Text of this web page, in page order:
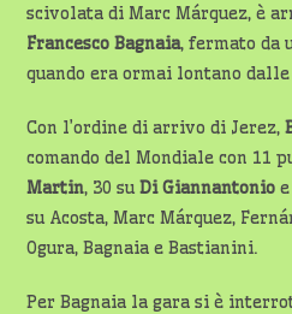
scivolata di Marc Márquez, è
Francesco Bagnaia, fermato da
quando era ormai lontano
Con l’ordine di arrivo di Jerez,
comando del Mondiale con 11
Martin, 30 suDi Giannantonio
su Acosta, Marc Márquez,
Ogura, Bagnaia e Bastianini.
Per Bagnaia la gara si è